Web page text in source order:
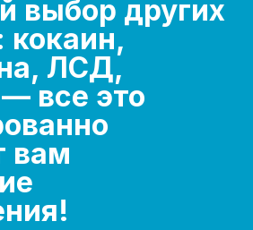
выбор других
кокаин,
ЛСД,
все это
вам